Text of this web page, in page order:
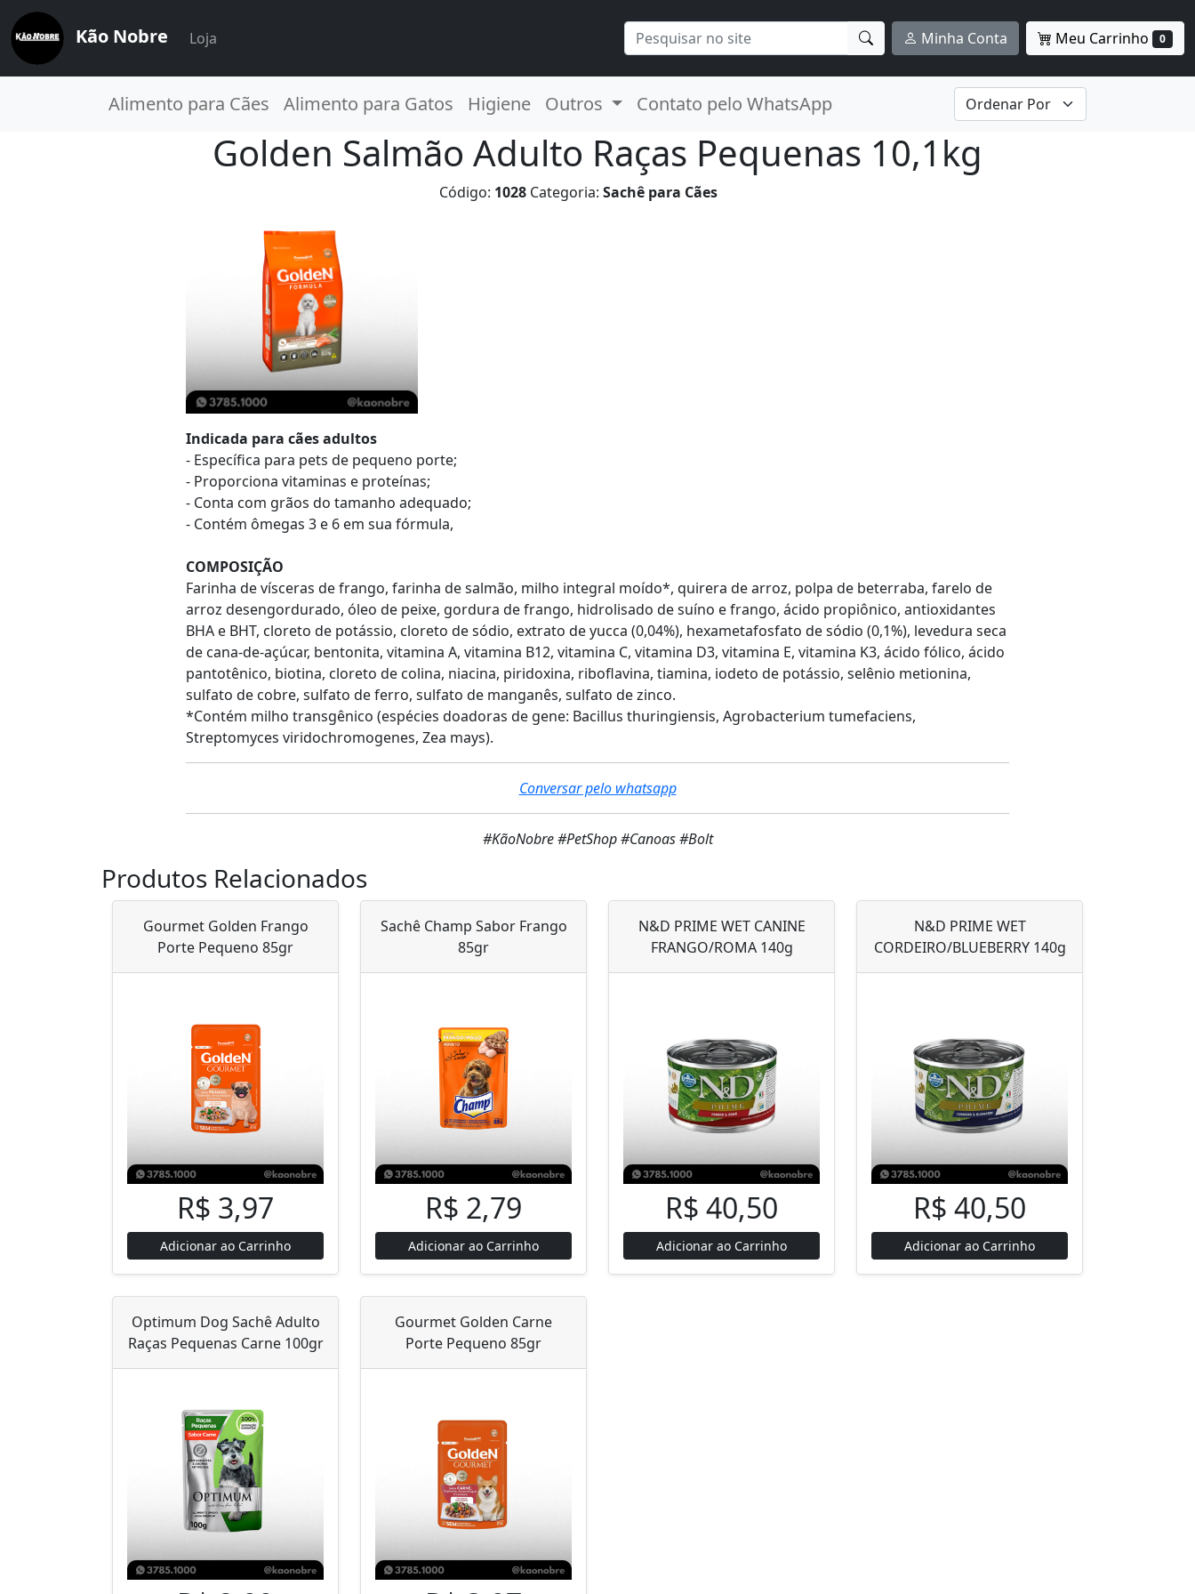
Kão Nobre Loja Minha Conta Meu Carrinho 0
Alimento para Cães Alimento para Gatos Higiene Outros Contato pelo WhatsApp
Golden Salmão Adulto Raças Pequenas 10,1kg
Código: 1028 Categoria: Sachê para Cães
Indicada para cães adultos
- Específica para pets de pequeno porte;
- Proporciona vitaminas e proteínas;
- Conta com grãos do tamanho adequado;
- Contém ômegas 3 e 6 em sua fórmula,
COMPOSIÇÃO
Farinha de vísceras de frango, farinha de salmão, milho integral moído*, quirera de arroz, polpa de beterraba, farelo de
arroz desengordurado, óleo de peixe, gordura de frango, hidrolisado de suíno e frango, ácido propiônico, antioxidantes
BHA e BHT, cloreto de potássio, cloreto de sódio, extrato de yucca (0,04%), hexametafosfato de sódio (0,1%), levedura seca
de cana-de-açúcar, bentonita, vitamina A, vitamina B12, vitamina C, vitamina D3, vitamina E, vitamina K3, ácido fólico, ácido
pantotênico, biotina, cloreto de colina, niacina, piridoxina, riboflavina, tiamina, iodeto de potássio, selênio metionina,
sulfato de cobre, sulfato de ferro, sulfato de manganês, sulfato de zinco.
*Contém milho transgênico (espécies doadoras de gene: Bacillus thuringiensis, Agrobacterium tumefaciens,
Streptomyces viridochromogenes, Zea mays).
Conversar pelo whatsapp
#KãoNobre #PetShop #Canoas #Bolt
Produtos Relacionados
Gourmet Golden Frango
Porte Pequeno 85gr
R$ 3,97
Adicionar ao Carrinho
Sachê Champ Sabor Frango
85gr
R$ 2,79
Adicionar ao Carrinho
N&D PRIME WET CANINE
FRANGO/ROMA 140g
R$ 40,50
Adicionar ao Carrinho
N&D PRIME WET
CORDEIRO/BLUEBERRY 140g
R$ 40,50
Adicionar ao Carrinho
Optimum Dog Sachê Adulto
Raças Pequenas Carne 100gr
Gourmet Golden Carne
Porte Pequeno 85gr